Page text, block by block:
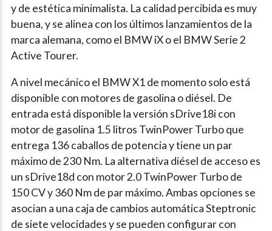
y de estética minimalista. La calidad percibida es muy
buena, y se alinea con los últimos lanzamientos de la
marca alemana, como el BMW iX o el BMW Serie 2
Active Tourer.
A nivel mecánico el BMW X1 de momento solo está
disponible con motores de gasolina o diésel. De
entrada está disponible la versión sDrive18i con
motor de gasolina 1.5 litros TwinPower Turbo que
entrega 136 caballos de potencia y tiene un par
máximo de 230 Nm. La alternativa diésel de acceso es
un sDrive18d con motor 2.0 TwinPower Turbo de
150 CV y 360 Nm de par máximo. Ambas opciones se
asocian a una caja de cambios automática Steptronic
de siete velocidades y se pueden configurar con